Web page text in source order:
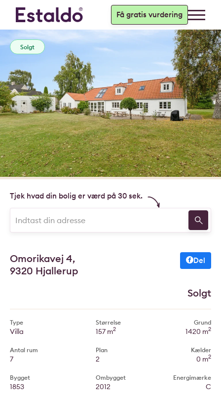
Få gratis vurdering
Solgt
Tjek hvad din bolig er værd på 30 sek.
Omorikavej 4,
9320 Hjallerup
Del
Solgt
Type
Villa
Antal rum
7
Bygget
1853
Størrelse
157 m2
Plan
2
Ombygget
2012
Grund
1420 m2
Kælder
0 m2
Energimærke
C